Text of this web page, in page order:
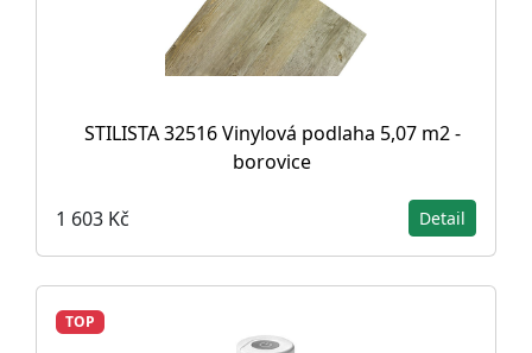
STILISTA 32516 Vinylová podlaha 5,07 m2 -
borovice
1 603 Kč Detail
TOP